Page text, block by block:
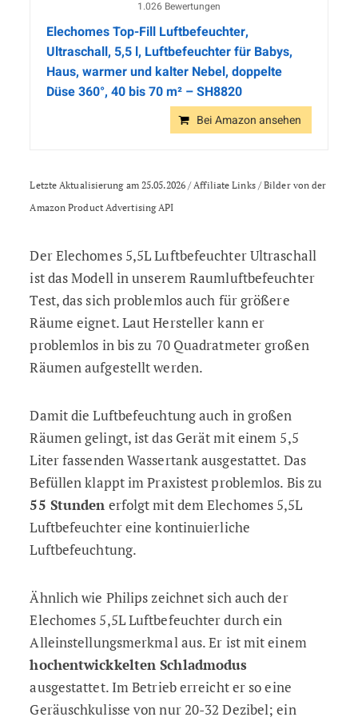
1.026 Bewertungen
Elechomes Top-Fill Luftbefeuchter,
Ultraschall, 5,5 l, Luftbefeuchter für Babys,
Haus, warmer und kalter Nebel, doppelte
Düse 360°, 40 bis 70 m² – SH8820
Bei Amazon ansehen
Letzte Aktualisierung am 25.05.2026 / Affiliate Links / Bilder von der
Amazon Product Advertising API
Der Elechomes 5,5L Luftbefeuchter Ultraschall
ist das Modell in unserem Raumluftbefeuchter
Test, das sich problemlos auch für größere
Räume eignet. Laut Hersteller kann er
problemlos in bis zu 70 Quadratmeter großen
Räumen aufgestellt werden.
Damit die Luftbefeuchtung auch in großen
Räumen gelingt, ist das Gerät mit einem 5,5
Liter fassenden Wassertank ausgestattet. Das
Befüllen klappt im Praxistest problemlos. Bis zu
55 Stunden erfolgt mit dem Elechomes 5,5L
Luftbefeuchter eine kontinuierliche
Luftbefeuchtung.
Ähnlich wie Philips zeichnet sich auch der
Elechomes 5,5L Luftbefeuchter durch ein
Alleinstellungsmerkmal aus. Er ist mit einem
hochentwickkelten Schladmodus
ausgestattet. Im Betrieb erreicht er so eine
Geräuschkulisse von nur 20-32 Dezibel; ein